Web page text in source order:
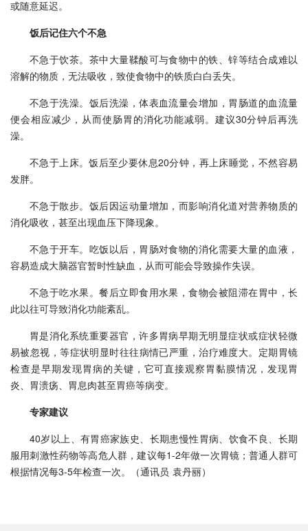
或随意延迟。
饭后记住六个不急
不急于饮茶。茶中大量鞣酸可与食物中的铁、锌等结合成难以
溶解的物质，无法吸收，致使食物中的铁质白白丢失。
不急于洗澡。饭后洗澡，体表血流量会增加，胃肠道的血流量
便会相应减少，从而使肠胃的消化功能减弱。建议30分钟后再洗
澡。
不急于上床。饭后至少要休息20分钟，再上床睡觉，不然容易
发胖。
不急于散步。饭后因运动量增加，而影响消化道对营养物质的
消化吸收，甚至出现血压下降现象。
不急于开车。吃饭以后，胃肠对食物的消化需要大量的血液，
容易造成大脑器官暂时性缺血，从而可能会导致操作失误。
不急于吃水果。餐后立即食用水果，食物会被阻滞在胃中，长
此以往可导致消化功能紊乱。
胃是消化系统重要器官，许多胃病早期无明显症状或症状轻微
易被忽视，等症状明显时往往病情已严重，治疗难度大。定期胃镜
检查是早期发现胃病的关键，它可直接观察胃黏膜情况，发现胃
炎、胃溃疡、胃息肉甚至胃癌等病变。
专家建议
40岁以上、有胃癌家族史、长期患慢性胃病、饮食不良、长期
服用刺激性药物等高危人群，建议每1-2年做一次胃镜；普通人群可
根据情况每3-5年检查一次。
（通讯员 袁丹丽）